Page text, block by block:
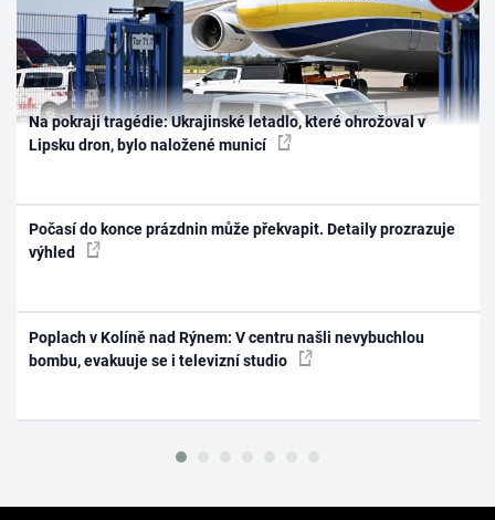
Na pokraji tragédie: Ukrajinské letadlo, které ohrožoval v
Lipsku dron, bylo naložené municí
Počasí do konce prázdnin může překvapit. Detaily prozrazuje
výhled
Poplach v Kolíně nad Rýnem: V centru našli nevybuchlou
bombu, evakuuje se i televizní studio